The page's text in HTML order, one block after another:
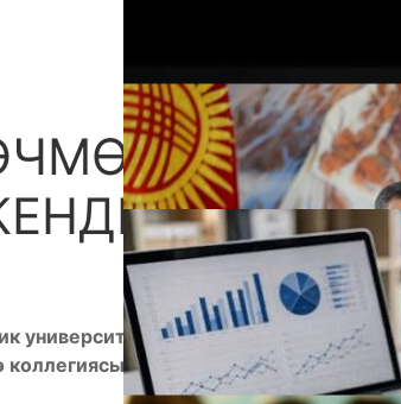
университетинин чоң жыйындар
болот.